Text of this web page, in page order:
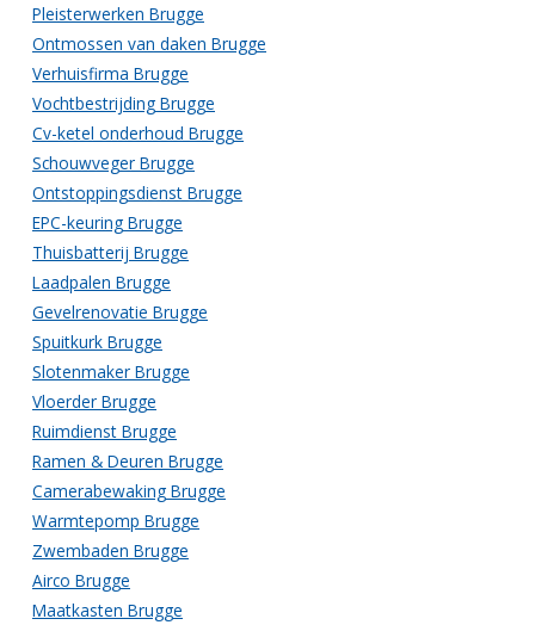
Pleisterwerken Brugge
Ontmossen van daken Brugge
Verhuisfirma Brugge
Vochtbestrijding Brugge
Cv-ketel onderhoud Brugge
Schouwveger Brugge
Ontstoppingsdienst Brugge
EPC-keuring Brugge
Thuisbatterij Brugge
Laadpalen Brugge
Gevelrenovatie Brugge
Spuitkurk Brugge
Slotenmaker Brugge
Vloerder Brugge
Ruimdienst Brugge
Ramen & Deuren Brugge
Camerabewaking Brugge
Warmtepomp Brugge
Zwembaden Brugge
Airco Brugge
Maatkasten Brugge